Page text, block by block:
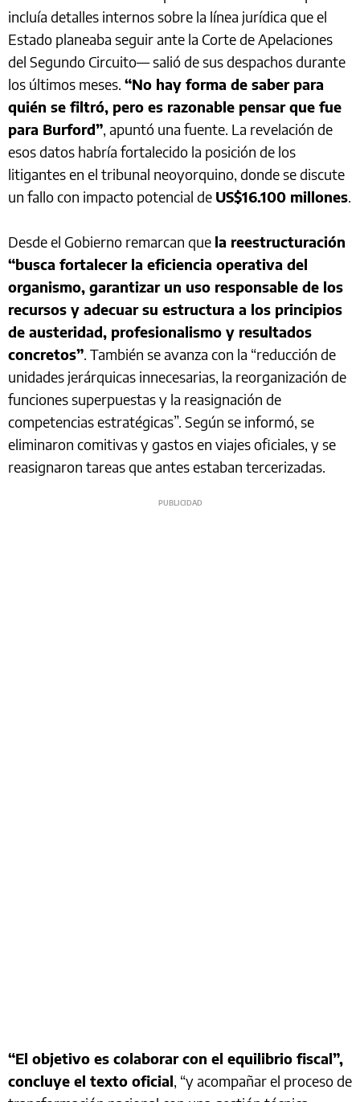
incluía detalles internos sobre la línea jurídica que el
Estado planeaba seguir ante la Corte de Apelaciones
del Segundo Circuito— salió de sus despachos durante
los últimos meses. “No hay forma de saber para
quién se filtró, pero es razonable pensar que fue
para Burford”, apuntó una fuente. La revelación de
esos datos habría fortalecido la posición de los
litigantes en el tribunal neoyorquino, donde se discute
un fallo con impacto potencial de US$16.100 millones.
Desde el Gobierno remarcan que la reestructuración
“busca fortalecer la eficiencia operativa del
organismo, garantizar un uso responsable de los
recursos y adecuar su estructura a los principios
de austeridad, profesionalismo y resultados
concretos”. También se avanza con la “reducción de
unidades jerárquicas innecesarias, la reorganización de
funciones superpuestas y la reasignación de
competencias estratégicas”. Según se informó, se
eliminaron comitivas y gastos en viajes oficiales, y se
reasignaron tareas que antes estaban tercerizadas.
“El objetivo es colaborar con el equilibrio fiscal”,
concluye el texto oficial, “y acompañar el proceso de